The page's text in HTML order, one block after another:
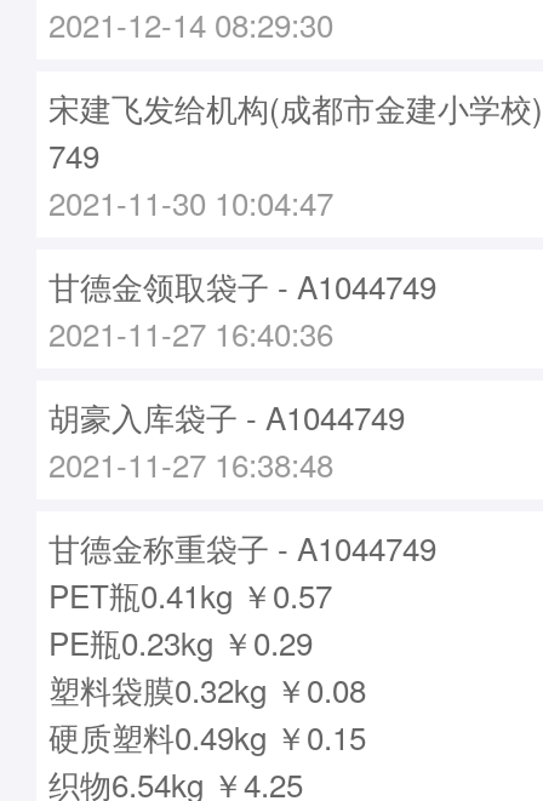
2021-12-14 08:29:30
宋建飞发给机构(成都市金建小学
749
2021-11-30 10:04:47
甘德金领取袋子 - A1044749
2021-11-27 16:40:36
胡豪入库袋子 - A1044749
2021-11-27 16:38:48
甘德金称重袋子 - A1044749
PET瓶0.41kg ￥0.57
PE瓶0.23kg ￥0.29
塑料袋膜0.32kg ￥0.08
硬质塑料0.49kg ￥0.15
织物6.54kg ￥4.25